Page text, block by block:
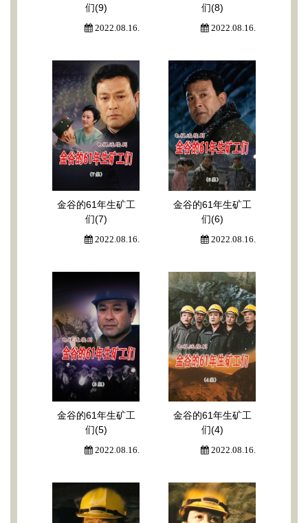
们(9)
2022.08.16.
们(8)
2022.08.16.
金谷的61年生矿工
们(7)
2022.08.16.
金谷的61年生矿工
们(6)
2022.08.16.
金谷的61年生矿工
们(5)
2022.08.16.
金谷的61年生矿工
们(4)
2022.08.16.